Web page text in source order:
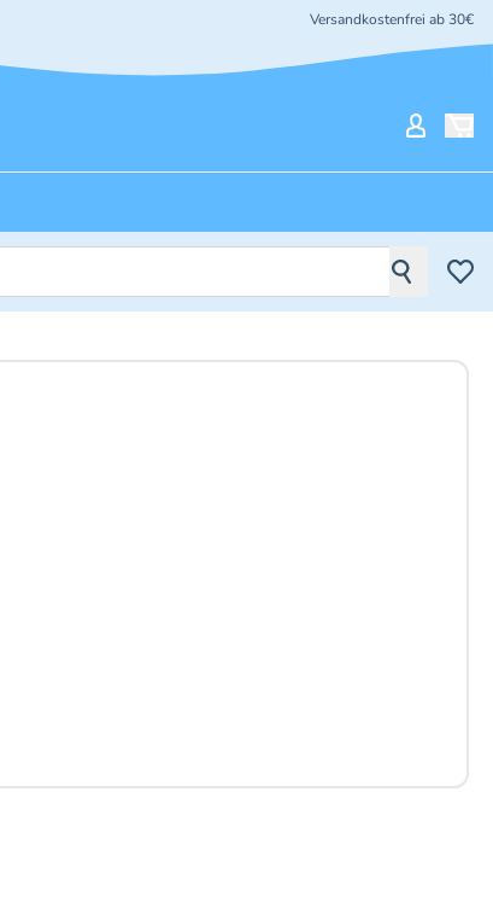
Versandkostenfrei ab 30€